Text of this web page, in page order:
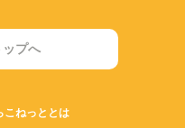
プへ
こねっととは